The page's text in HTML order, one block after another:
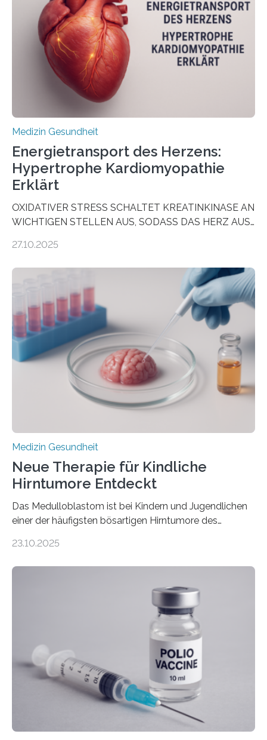
vorab zu prüfen, welche Medikamente am besten
wirken. Dabei wurde ein Eiweiß identifiziert, das künftig
als Biomarker für die Wahl der passenden Therapie
dienen könnte. Darmkrebs zählt weltweit zu den
häufigsten Krebsarten und stellt…
Medizin Gesundheit
Energietransport des Herzens:
Hypertrophe Kardiomyopathie
Erklärt
OXIDATIVER STRESS SCHALTET KREATINKINASE AN
WICHTIGEN STELLEN AUS, SODASS DAS HERZ AUS
aus dem Deutschen Zentrum für Herzinsuffizienz
im Journal Circulation, warum der Energietransport bei
der Hypertrophen Kardiomyopathie (HCM) versagen
kann und wie sich durch eine Verringerung der
Herzbelastung und des oxidativen Stresses
Rhythmusstörungen reduzieren lassen. Würzburg. Die
hypertrophe Kardiomyopathie (HCM) ist die häufigste
erblich bedingte Herzerkrankung. Sie führt dazu, dass
sich die linke Herzkammer verdickt, der Herzmuskel zu
stark kontrahiert…
27.10.2025
Medizin Gesundheit
Neue Therapie für Kindliche
Hirntumore Entdeckt
Das Medulloblastom ist bei Kindern und Jugendlichen
einer der häufigsten bösartigen Hirntumore des
Betroffenen können mit heutigen Methoden geheilt
Dringend benötigt werden zielgerichtete Therapien, die
nur Tumorschwachstellen angreifen und normales
Gewebe verschonen. Forschende um Daniel Merk vom
Hertie-Institut für klinische Hirnforschung am
Universitätsklinikum Tübingen haben eine solche
Schwachstelle im Erbgut einer Untergruppe des
Medulloblastoms gefunden. Die Wilhelm Sander-
Stiftung unterstützte das Projekt…
23.10.2025